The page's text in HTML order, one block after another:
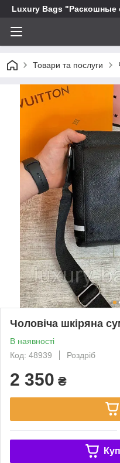
Luxury Bags "Раскошные
Товари та послуги
Чоловіча шкіряна
В наявності
Код: 48939
Роздріб
2 350 ₴